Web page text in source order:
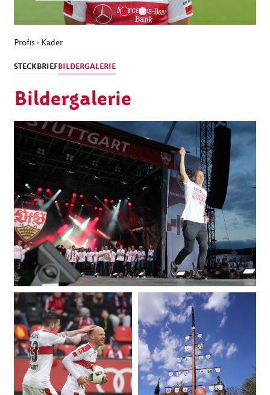
Profis › Kader
STECKBRIEFBILDERGALERIE
Bildergalerie